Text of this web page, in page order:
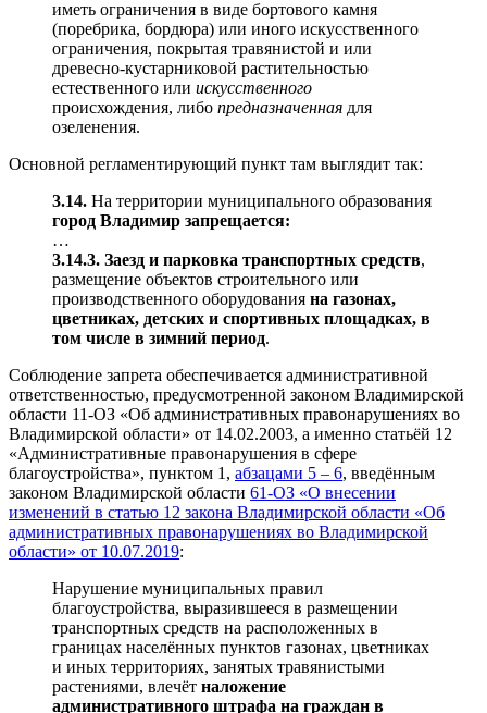
иметь ограничения в виде бортового камня
(поребрика, бордюра) или иного искусственного
ограничения, покрытая травянистой и или
древесно-кустарниковой растительностью
естественного или искусственного
происхождения, либо предназначенная для
озеленения.
Основной регламентирующий пункт там выглядит так:
3.14. На территории муниципального образования
город Владимир запрещается:
…
3.14.3. Заезд и парковка транспортных средств,
размещение объектов строительного или
производственного оборудования на газонах,
цветниках, детских и спортивных площадках, в
том числе в зимний период.
Соблюдение запрета обеспечивается административной
ответственностью, предусмотренной законом Владимирской
области 11-ОЗ «Об административных правонарушениях во
Владимирской области» от 14.02.2003, а именно статьёй 12
«Административные правонарушения в сфере
благоустройства», пунктом 1, абзацами 5 – 6, введённым
законом Владимирской области 61-ОЗ «О внесении
изменений в статью 12 закона Владимирской области «Об
административных правонарушениях во Владимирской
области» от 10.07.2019:
Нарушение муниципальных правил
благоустройства, выразившееся в размещении
транспортных средств на расположенных в
границах населённых пунктов газонах, цветниках
и иных территориях, занятых травянистыми
растениями, влечёт наложение
административного штрафа на граждан в